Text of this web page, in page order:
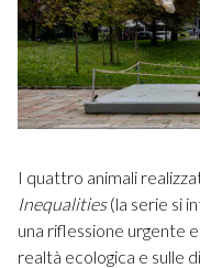
I quattro animali
Inequalities(la serie si
una riflessione urgente
realtà ecologica e sulle